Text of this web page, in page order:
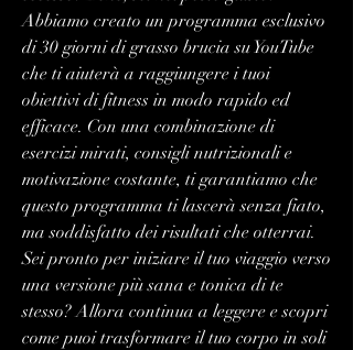
Abbiamo creato un programma esclusivo
di 30 giorni di grasso brucia su YouTube
che ti aiuterà a raggiungere i tuoi
obiettivi di fitness in modo rapido ed
efficace. Con una combinazione di
esercizi mirati, consigli nutrizionali e
motivazione costante, ti garantiamo che
questo programma ti lascerà senza fiato,
ma soddisfatto dei risultati che otterrai.
Sei pronto per iniziare il tuo viaggio verso
una versione più sana e tonica di te
stesso? Allora continua a leggere e scopri
come puoi trasformare il tuo corpo in soli